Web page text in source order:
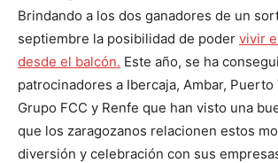
Brindando a los dos ganadores de un
septiembre la posibilidad de poder vivir
desde el balcón. Este año, se ha
patrocinadores a Ibercaja, Ambar, Puerto
Grupo FCC y Renfe que han visto una
que los zaragozanos relacionen estos
diversión y celebración con sus